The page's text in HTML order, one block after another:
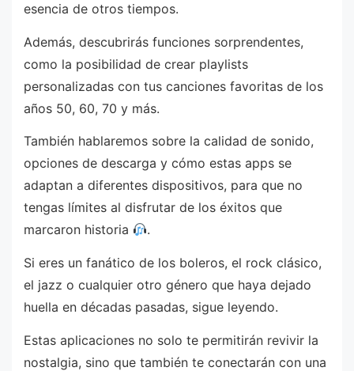
esencia de otros tiempos.
Además, descubrirás funciones sorprendentes,
como la posibilidad de crear playlists
personalizadas con tus canciones favoritas de los
años 50, 60, 70 y más.
También hablaremos sobre la calidad de sonido,
opciones de descarga y cómo estas apps se
adaptan a diferentes dispositivos, para que no
tengas límites al disfrutar de los éxitos que
marcaron historia
.
Si eres un fanático de los boleros, el rock clásico,
el jazz o cualquier otro género que haya dejado
huella en décadas pasadas, sigue leyendo.
Estas aplicaciones no solo te permitirán revivir la
nostalgia, sino que también te conectarán con una